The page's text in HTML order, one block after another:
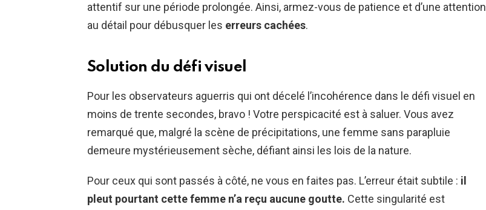
attentif sur une période prolongée. Ainsi, armez-vous de patience et d’une attention
au détail pour débusquer les erreurs cachées.
Solution du défi visuel
Pour les observateurs aguerris qui ont décelé l’incohérence dans le défi visuel en
moins de trente secondes, bravo ! Votre perspicacité est à saluer. Vous avez
remarqué que, malgré la scène de précipitations, une femme sans parapluie
demeure mystérieusement sèche, défiant ainsi les lois de la nature.
Pour ceux qui sont passés à côté, ne vous en faites pas. L’erreur était subtile : il
pleut pourtant cette femme n’a reçu aucune goutte. Cette singularité est